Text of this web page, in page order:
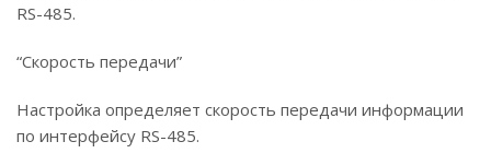
RS-485.
“Скорость передачи”
Настройка определяет скорость передачи информации
по интерфейсу RS-485.